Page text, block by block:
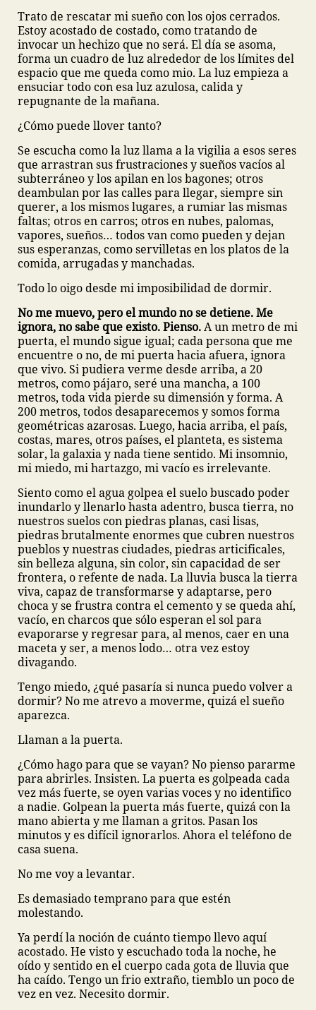
Trato de rescatar mi sueño con los ojos cerrados.
Estoy acostado de costado, como tratando de
invocar un hechizo que no será. El día se asoma,
forma un cuadro de luz alrededor de los límites del
espacio que me queda como mio. La luz empieza a
ensuciar todo con esa luz azulosa, calida y
repugnante de la mañana.
¿Cómo puede llover tanto?
Se escucha como la luz llama a la vigilia a esos seres
que arrastran sus frustraciones y sueños vacíos al
subterráneo y los apilan en los bagones; otros
deambulan por las calles para llegar, siempre sin
querer, a los mismos lugares, a rumiar las mismas
faltas; otros en carros; otros en nubes, palomas,
vapores, sueños… todos van como pueden y dejan
sus esperanzas, como servilletas en los platos de la
comida, arrugadas y manchadas.
Todo lo oigo desde mi imposibilidad de dormir.
No me muevo, pero el mundo no se detiene. Me
ignora, no sabe que existo.Pienso.A un metro de mi
puerta, el mundo sigue igual; cada persona que me
encuentre o no, de mi puerta hacia afuera, ignora
que vivo. Si pudiera verme desde arriba, a 20
metros, como pájaro, seré una mancha, a 100
metros, toda vida pierde su dimensión y forma. A
200 metros, todos desaparecemos y somos forma
geométricas azarosas. Luego, hacia arriba, el país,
costas, mares, otros países, el planteta, es sistema
solar, la galaxia y nada tiene sentido. Mi insomnio,
mi miedo, mi hartazgo, mi vacío es irrelevante.
Siento como el agua golpea el suelo buscado poder
inundarlo y llenarlo hasta adentro, busca tierra, no
nuestros suelos con piedras planas, casi lisas,
piedras brutalmente enormes que cubren nuestros
pueblos y nuestras ciudades, piedras articificales,
sin belleza alguna, sin color, sin capacidad de ser
frontera, o refente de nada. La lluvia busca la tierra
viva, capaz de transformarse y adaptarse, pero
choca y se frustra contra el cemento y se queda ahí,
vacío, en charcos que sólo esperan el sol para
evaporarse y regresar para, al menos, caer en una
maceta y ser, a menos lodo… otra vez estoy
divagando.
Tengo miedo, ¿qué pasaría si nunca puedo volver a
dormir? No me atrevo a moverme, quizá el sueño
aparezca.
Llaman a la puerta.
¿Cómo hago para que se vayan? No pienso pararme
para abrirles. Insisten. La puerta es golpeada cada
vez más fuerte, se oyen varias voces y no identifico
a nadie. Golpean la puerta más fuerte, quizá con la
mano abierta y me llaman a gritos. Pasan los
minutos y es difícil ignorarlos. Ahora el teléfono de
casa suena.
No me voy a levantar.
Es demasiado temprano para que estén
molestando.
Ya perdí la noción de cuánto tiempo llevo aquí
acostado. He visto y escuchado toda la noche, he
oído y sentido en el cuerpo cada gota de lluvia que
ha caído. Tengo un frio extraño, tiemblo un poco de
vez en vez. Necesito dormir.